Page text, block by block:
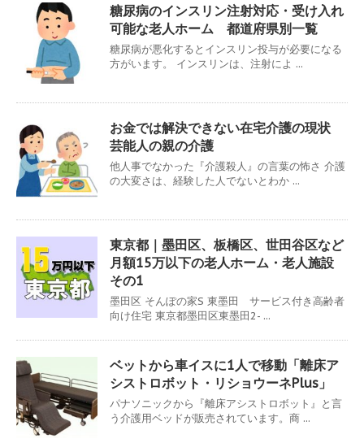
糖尿病のインスリン注射対応・受け入れ
可能な老人ホーム 都道府県別一覧
糖尿病が悪化するとインスリン投与が必要になる
方がいます。 インスリンは、注射によ ...
お金では解決できない在宅介護の現状
芸能人の親の介護
他人事でなかった『介護殺人』の言葉の怖さ 介護
の大変さは、経験した人でないとわか ...
東京都｜墨田区、板橋区、世田谷区など
月額15万以下の老人ホーム・老人施設
その1
墨田区 そんぽの家S 東墨田 サービス付き高齢者
向け住宅 東京都墨田区東墨田2- ...
ベットから車イスに1人で移動「離床ア
シストロボット・リショウーネPlus」
パナソニックから『離床アシストロボット』と言
う介護用ベッドが販売されています。商 ...